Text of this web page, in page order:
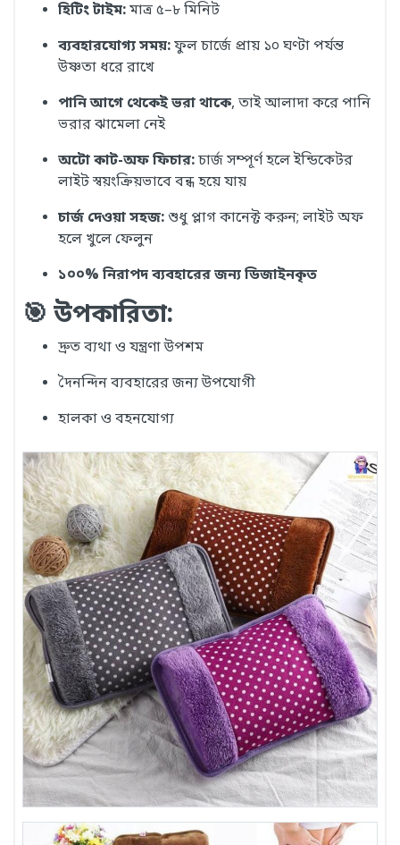
হিটিং টাইম:মাত্র ৫–৮ মিনিট
ব্যবহারযোগ্য সময়:ফুল চার্জে প্রায় ১০ ঘণ্টা পর্যন্ত
উষ্ণতা ধরে রাখে
পানি আগে থেকেই ভরা থাকে, তাই আলাদা করে পানি
ভরার ঝামেলা নেই
অটো কাট-অফ ফিচার:চার্জ সম্পূর্ণ হলে ইন্ডিকেটর
লাইট স্বয়ংক্রিয়ভাবে বন্ধ হয়ে যায়
চার্জ দেওয়া সহজ:শুধু প্লাগ কানেক্ট করুন; লাইট অফ
হলে খুলে ফেলুন
১০০% নিরাপদ ব্যবহারের জন্য ডিজাইনকৃত
🎯 উপকারিতা:
দ্রুত ব্যথা ও যন্ত্রণা উপশম
দৈনন্দিন ব্যবহারের জন্য উপযোগী
হালকা ও বহনযোগ্য